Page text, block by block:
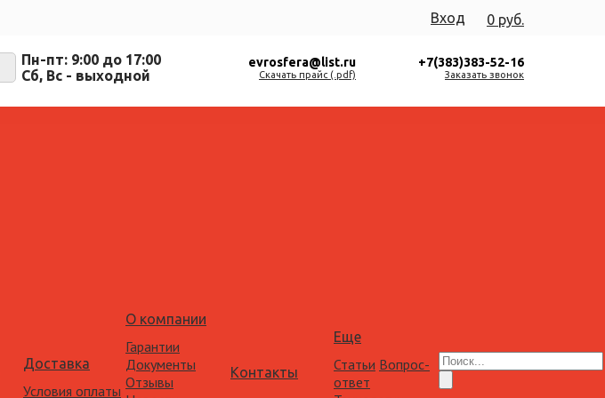
0 руб.
Вход
Пн-пт: 9:00 до 17:00
Cб, Вс - выходной
evrosfera@list.ru
Скачать прайс (.pdf)
+7(383)383-52-16
Заказать звонок
Доставка
Условия оплаты
О компании
Гарантии
Документы
Отзывы
Контакты
Еще
Статьи Вопрос-
ответ